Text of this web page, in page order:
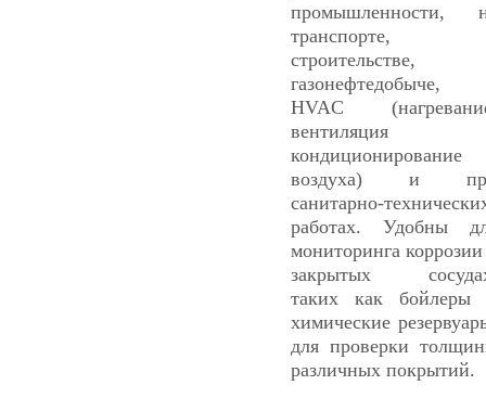
промышленности,
транспорте,
строительстве,
газонефтедобыче,
HVAC
вентиляция
кондиционирование
воздуха) и
санитарно-
работах. Удобны
мониторинга
закрытых
таких как бойлеры
химические
для проверки
различных покрытий.